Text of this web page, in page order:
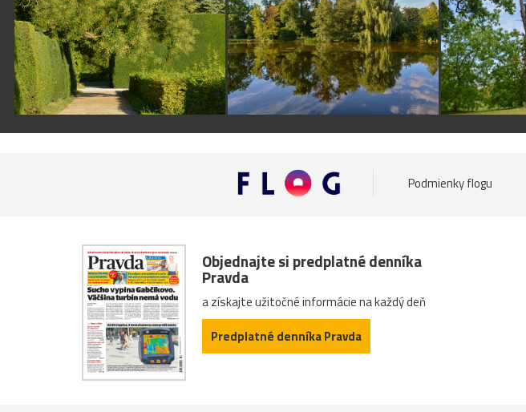
Podmienky flogu
Objednajte si predplatné denníka
Pravda
a získajte užitočné informácie na každý deň
Predplatné denníka Pravda